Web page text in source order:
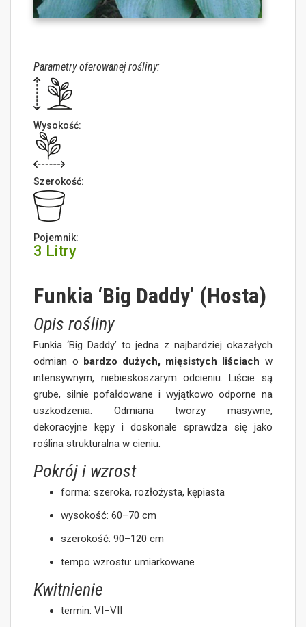
Parametry oferowanej rośliny:
Wysokość:
Szerokość:
Pojemnik:
3 Litry
Funkia ‘Big Daddy’ (Hosta)
Opis rośliny
Funkia ‘Big Daddy’ to jedna z najbardziej okazałych
odmian o bardzo dużych, mięsistych liściach w
intensywnym, niebieskoszarym odcieniu. Liście są
grube, silnie pofałdowane i wyjątkowo odporne na
uszkodzenia. Odmiana tworzy masywne,
dekoracyjne kępy i doskonale sprawdza się jako
roślina strukturalna w cieniu.
Pokrój i wzrost
forma: szeroka, rozłożysta, kępiasta
wysokość: 60–70 cm
szerokość: 90–120 cm
tempo wzrostu: umiarkowane
Kwitnienie
termin: VI–VII